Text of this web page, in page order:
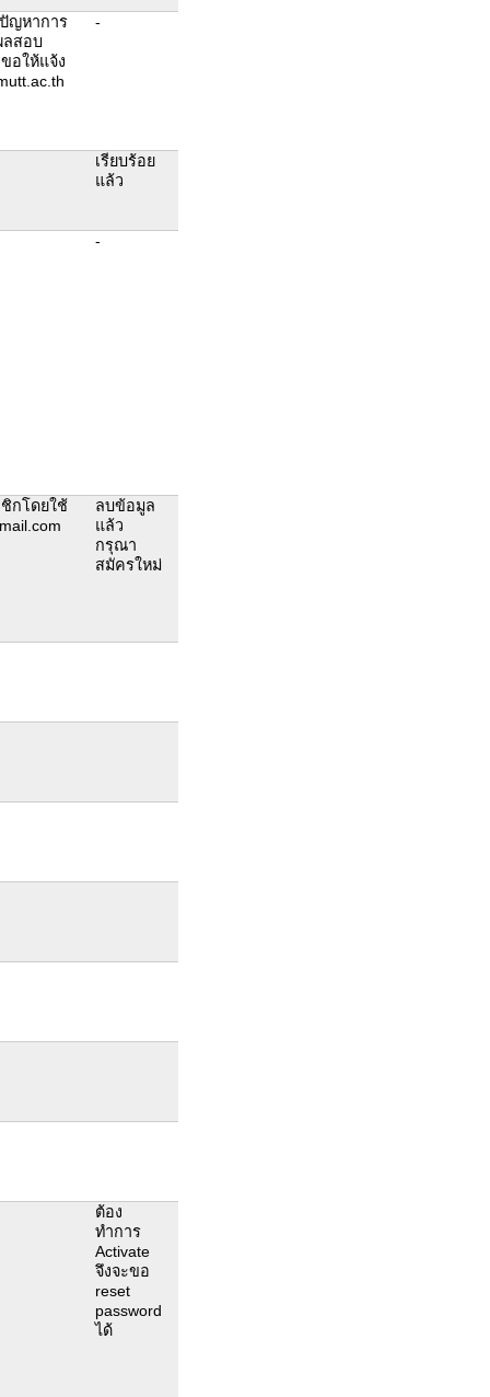
ญหาการ
ลสอบ
อให้แจ้ง
-
เรียบร้อย
แล้ว
-
กโดยใช้
ลบข้อมูล
แล้ว
กรุณา
สมัครใหม่
ต้อง
ทำการ
Activate
จึงจะขอ
reset
password
ได้